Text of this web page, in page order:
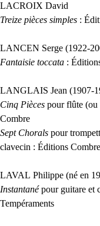
LACROIX David
Treize pièces simples :
LANCEN Serge (1922-
Fantaisie toccata :
LANGLAIS Jean (1907-
Cinq Pièces pour flûte
Combre
Sept Chorals pour
clavecin : Éditions Combre
LAVAL Philippe (né en
Instantanépour guitare et
Tempéraments